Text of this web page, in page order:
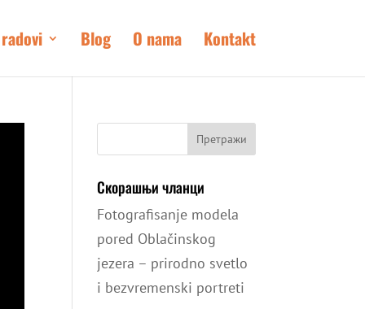
Blog O nama Kontakt
Скорашњи чланци
Fotografisanje modela
pored Oblačinskog
jezera – prirodno svetlo
i bezvremenski portreti